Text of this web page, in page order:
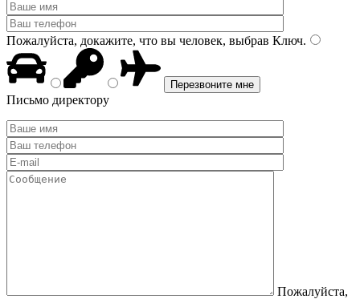
Пожалуйста, докажите, что вы человек, выбрав Ключ.
Письмо директору
Пожалуйста,